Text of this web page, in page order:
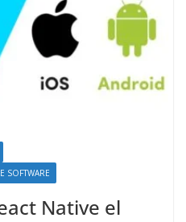
SOFTWARE
Native el